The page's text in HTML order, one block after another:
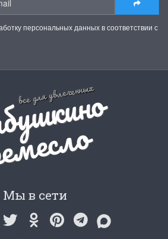
персональных данных в соответствии с
все для увлеченных
Мы в сети